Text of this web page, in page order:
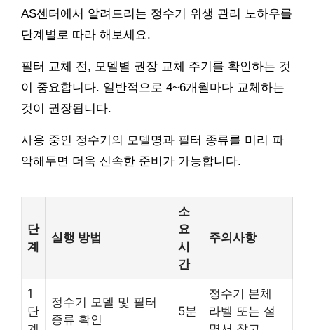
AS센터에서 알려드리는 정수기 위생 관리 노하우를
단계별로 따라 해보세요.
필터 교체 전, 모델별 권장 교체 주기를 확인하는 것
이 중요합니다. 일반적으로 4~6개월마다 교체하는
것이 권장됩니다.
사용 중인 정수기의 모델명과 필터 종류를 미리 파
악해두면 더욱 신속한 준비가 가능합니다.
단
계
실행 방법
소
요
시
간
주의사항
1
단
정수기 모델 및 필터
종류 확인
5분
정수기 본체
라벨 또는 설